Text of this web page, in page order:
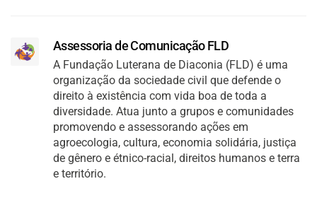
Assessoria de Comunicação FLD
A Fundação Luterana de Diaconia (FLD) é uma
organização da sociedade civil que defende o
direito à existência com vida boa de toda a
diversidade. Atua junto a grupos e comunidades
promovendo e assessorando ações em
agroecologia, cultura, economia solidária, justiça
de gênero e étnico-racial, direitos humanos e terra
e território.